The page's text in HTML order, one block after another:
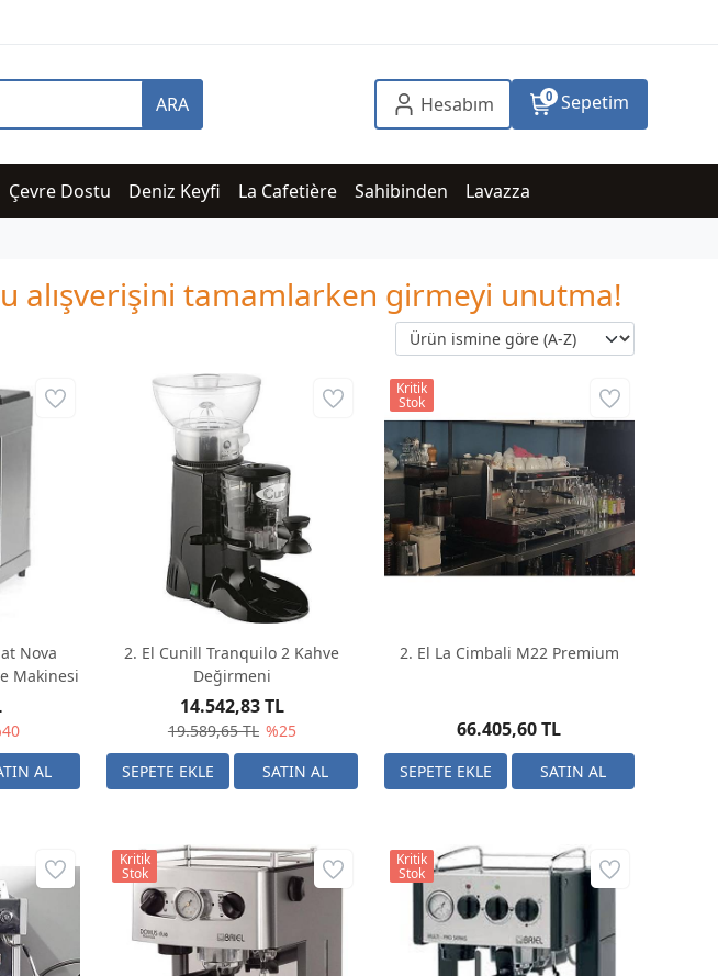
ARA Hesabım 0 Sepetim
Çevre Dostu Deniz Keyfi La Cafetière Sahibinden Lavazza
alışverişini tamamlarken girmeyi unutma!
Nova
Makinesi
2. El Cunill Tranquilo 2 Kahve
Değirmeni
19.589,65 TL %25
14.542,83 TL
2. El La Cimbali M22 Premium
66.405,60 TL
Kritik
Stok
Kritik
Stok
Kritik
Stok